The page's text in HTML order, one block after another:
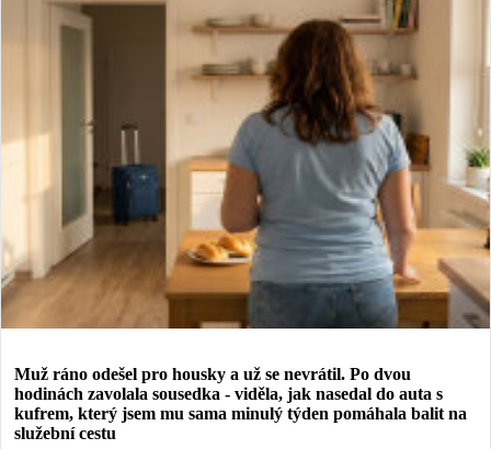
Muž ráno odešel pro housky a už se nevrátil. Po dvou
hodinách zavolala sousedka - viděla, jak nasedal do auta s
kufrem, který jsem mu sama minulý týden pomáhala balit na
služební cestu